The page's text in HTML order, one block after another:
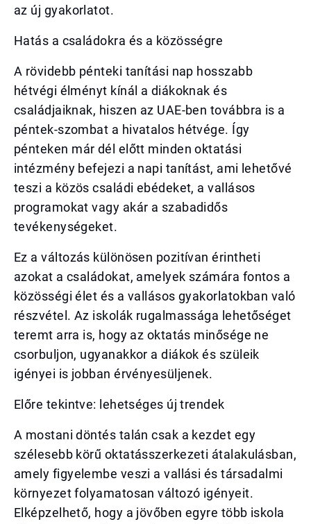
az új gyakorlatot.
Hatás a családokra és a közösségre
A rövidebb pénteki tanítási nap hosszabb
hétvégi élményt kínál a diákoknak és
családjaiknak, hiszen az UAE-ben továbbra is a
péntek-szombat a hivatalos hétvége. Így
pénteken már dél előtt minden oktatási
intézmény befejezi a napi tanítást, ami lehetővé
teszi a közös családi ebédeket, a vallásos
programokat vagy akár a szabadidős
tevékenységeket.
Ez a változás különösen pozitívan érintheti
azokat a családokat, amelyek számára fontos a
közösségi élet és a vallásos gyakorlatokban való
részvétel. Az iskolák rugalmassága lehetőséget
teremt arra is, hogy az oktatás minősége ne
csorbuljon, ugyanakkor a diákok és szüleik
igényei is jobban érvényesüljenek.
Előre tekintve: lehetséges új trendek
A mostani döntés talán csak a kezdet egy
szélesebb körű oktatásszerkezeti átalakulásban,
amely figyelembe veszi a vallási és társadalmi
környezet folyamatosan változó igényeit.
Elképzelhető, hogy a jövőben egyre több iskola